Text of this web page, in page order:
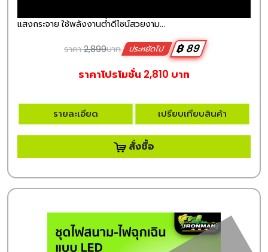
แสงกระจาย ใช้พลังงานต่ำดีไซน์สวยงาม...
ราคา2,899บาท ประหยัดไป
฿ 89
ราคาโปรโมชั่น 2,810 บาท
รายละเอียด เปรียบเทียบสินค้า
สั่งซื้อ